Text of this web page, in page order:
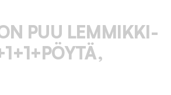
PUU LEMMIKKI-